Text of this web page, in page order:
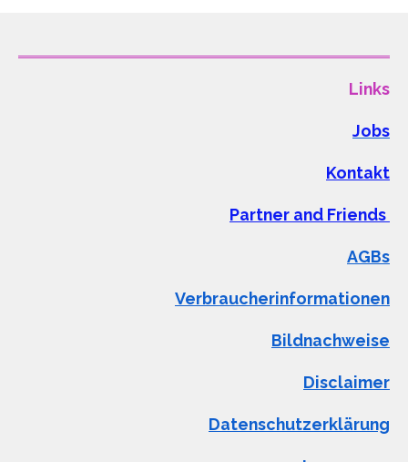
Links
Jobs
Kontakt
Partner and Friends
AGBs
Verbraucherinformationen
Bildnachweise
Disclaimer
Datenschutzerklärung